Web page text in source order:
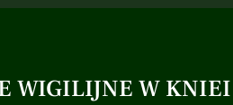
WIGILIJNE W